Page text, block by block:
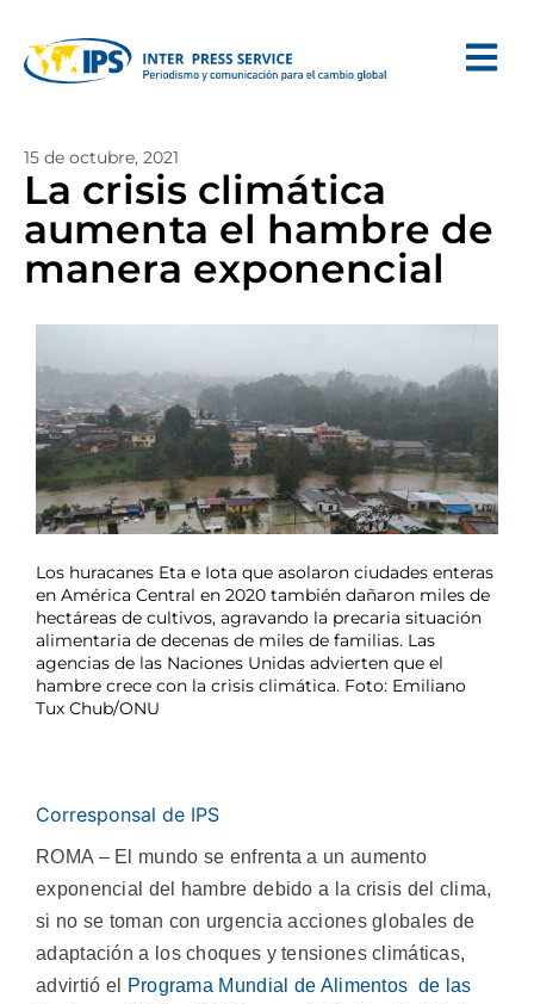
15 de octubre, 2021
La crisis climática
aumenta el hambre de
manera exponencial
Los huracanes Eta e Iota que asolaron ciudades enteras
en América Central en 2020 también dañaron miles de
hectáreas de cultivos, agravando la precaria situación
alimentaria de decenas de miles de familias. Las
agencias de las Naciones Unidas advierten que el
hambre crece con la crisis climática. Foto: Emiliano
Tux Chub/ONU
Corresponsal de IPS
ROMA – El mundo se enfrenta a un aumento
exponencial del hambre debido a la crisis del clima,
si no se toman con urgencia acciones globales de
adaptación a los choques y tensiones climáticas,
advirtió el
Programa Mundial de Alimentos de las